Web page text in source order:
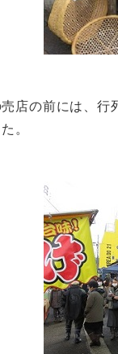
店の前には、行
。